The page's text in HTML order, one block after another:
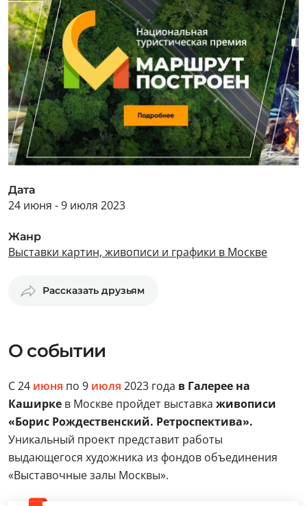
Дата
24 июня - 9 июля 2023
Жанр
Выставки картин, живописи и графики в Москве
Рассказать друзьям
О событии
С 24 июня по 9 июля 2023 года в Галерее на
Каширке в Москве пройдет выставка живописи
«Борис Рождественский. Ретроспектива».
Уникальный проект представит работы
выдающегося художника из фондов объединения
«Выставочные залы Москвы».